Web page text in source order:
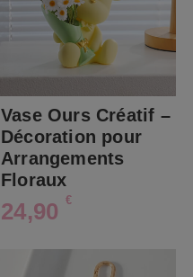
Vase Ours Créatif –
Décoration pour
Arrangements
Floraux
24,90 €